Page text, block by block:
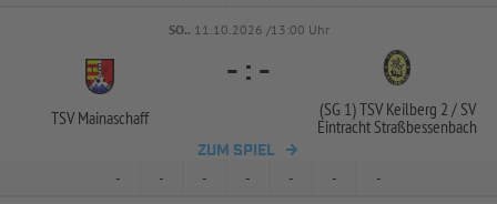
SO.. 11.10.2026 /13:00 Uhr
TSV Mainaschaff
- : -
(SG 1) TSV Keilberg 2 /SV
Eintracht Straßbessenbach
ZUM SPIEL
- - - - - - -